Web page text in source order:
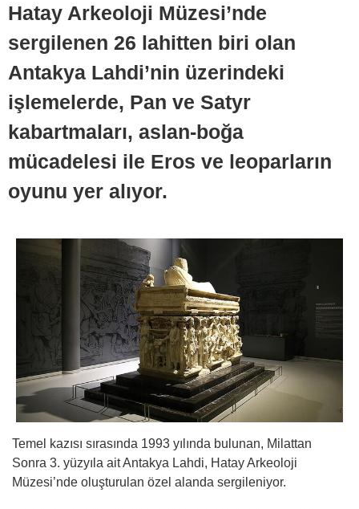
Hatay Arkeoloji Müzesi’nde
sergilenen 26 lahitten biri olan
Antakya Lahdi’nin üzerindeki
işlemelerde, Pan ve Satyr
kabartmaları, aslan-boğa
mücadelesi ile Eros ve leoparların
oyunu yer alıyor.
Temel kazısı sırasında 1993 yılında bulunan, Milattan
Sonra 3. yüzyıla ait Antakya Lahdi, Hatay Arkeoloji
Müzesi’nde oluşturulan özel alanda sergileniyor.